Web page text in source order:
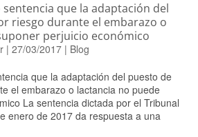
que la adaptación del
riesgo durante el embarazo o
perjuicio económico
| 27/03/2017| Blog
que la adaptación del puesto de
el embarazo o lactancia no puede
La sentencia dictada por el Tribunal
enero de 2017 da respuesta a una